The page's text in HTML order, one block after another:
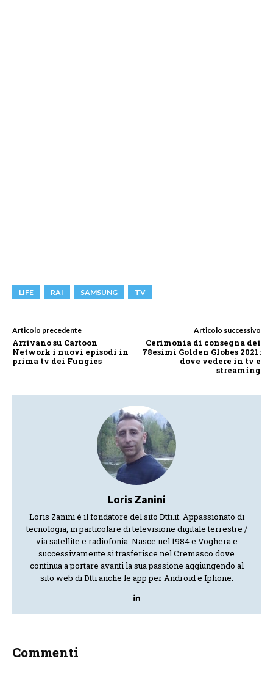
LIFE RAI SAMSUNG TV
Articolo precedente
Arrivano su Cartoon
Network i nuovi episodi in
prima tv dei Fungies
Articolo successivo
Cerimonia di consegna dei
78esimi Golden Globes 2021:
dove vedere in tv e
streaming
Loris Zanini
Loris Zanini è il fondatore del sito Dtti.it. Appassionato di
tecnologia, in particolare di televisione digitale terrestre /
via satellite e radiofonia. Nasce nel 1984 e Voghera e
successivamente si trasferisce nel Cremasco dove
continua a portare avanti la sua passione aggiungendo al
sito web di Dtti anche le app per Android e Iphone.
Commenti